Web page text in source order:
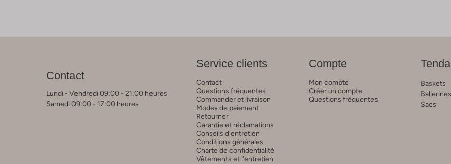
Contact
Lundi - Vendredi 09:00 - 21:00 heures
Samedi 09:00 - 17:00 heures
Service clients
Contact
Questions fréquentes
Commander et livraison
Modes de paiement
Retourner
Garantie et réclamations
Conseils d'entretien
Conditions générales
Charte de confidentialité
Vêtements et l'entretien
Compte
Mon compte
Créer un compte
Questions fréquentes
Baskets
Ballerines
Sacs